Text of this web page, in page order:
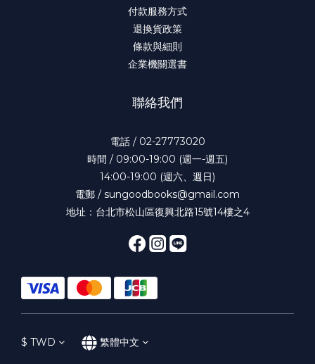
付款服務方式
退換貨政策
條款與細則
企業機關選書
聯絡我們
電話 / 02-27773020
時間 / 09:00-19:00 (週一-週五)
14:00-19:00 (週六、週日)
電郵 / sungoodbooks@gmail.com
地址：台北市松山區復興北路15號14樓之4
$ TWD 繁體中文